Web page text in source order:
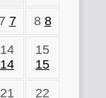
7 7 8 8
14
14
15
15
21
22